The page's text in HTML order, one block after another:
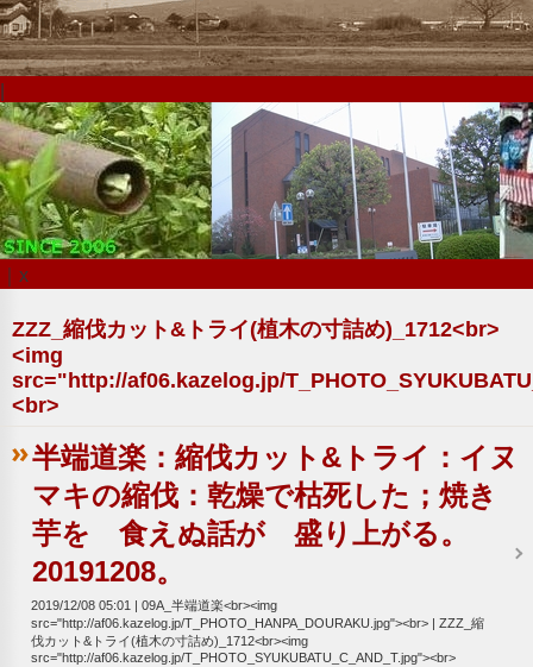
｜x
ZZZ_縮伐カット&トライ(植木の寸詰め)_1712<br>
<img
src="http://af06.kazelog.jp/
<br>
半端道楽：縮伐カット&トライ：イヌ
マキの縮伐：乾燥で枯死した；焼き
芋を 食えぬ話が 盛り上がる。
20191208。
2019/12/08 05:01
09A_半端道楽<br><img
src="http://af06.kazelog.jp/T_PHOTO_HANPA_DOURAKU.jpg"><br>
ZZZ_縮
伐カット&トライ(植木の寸詰め)_1712<br><img
src="http://af06.kazelog.jp/T_PHOTO_SYUKUBATU_C_AND_T.jpg"><br>